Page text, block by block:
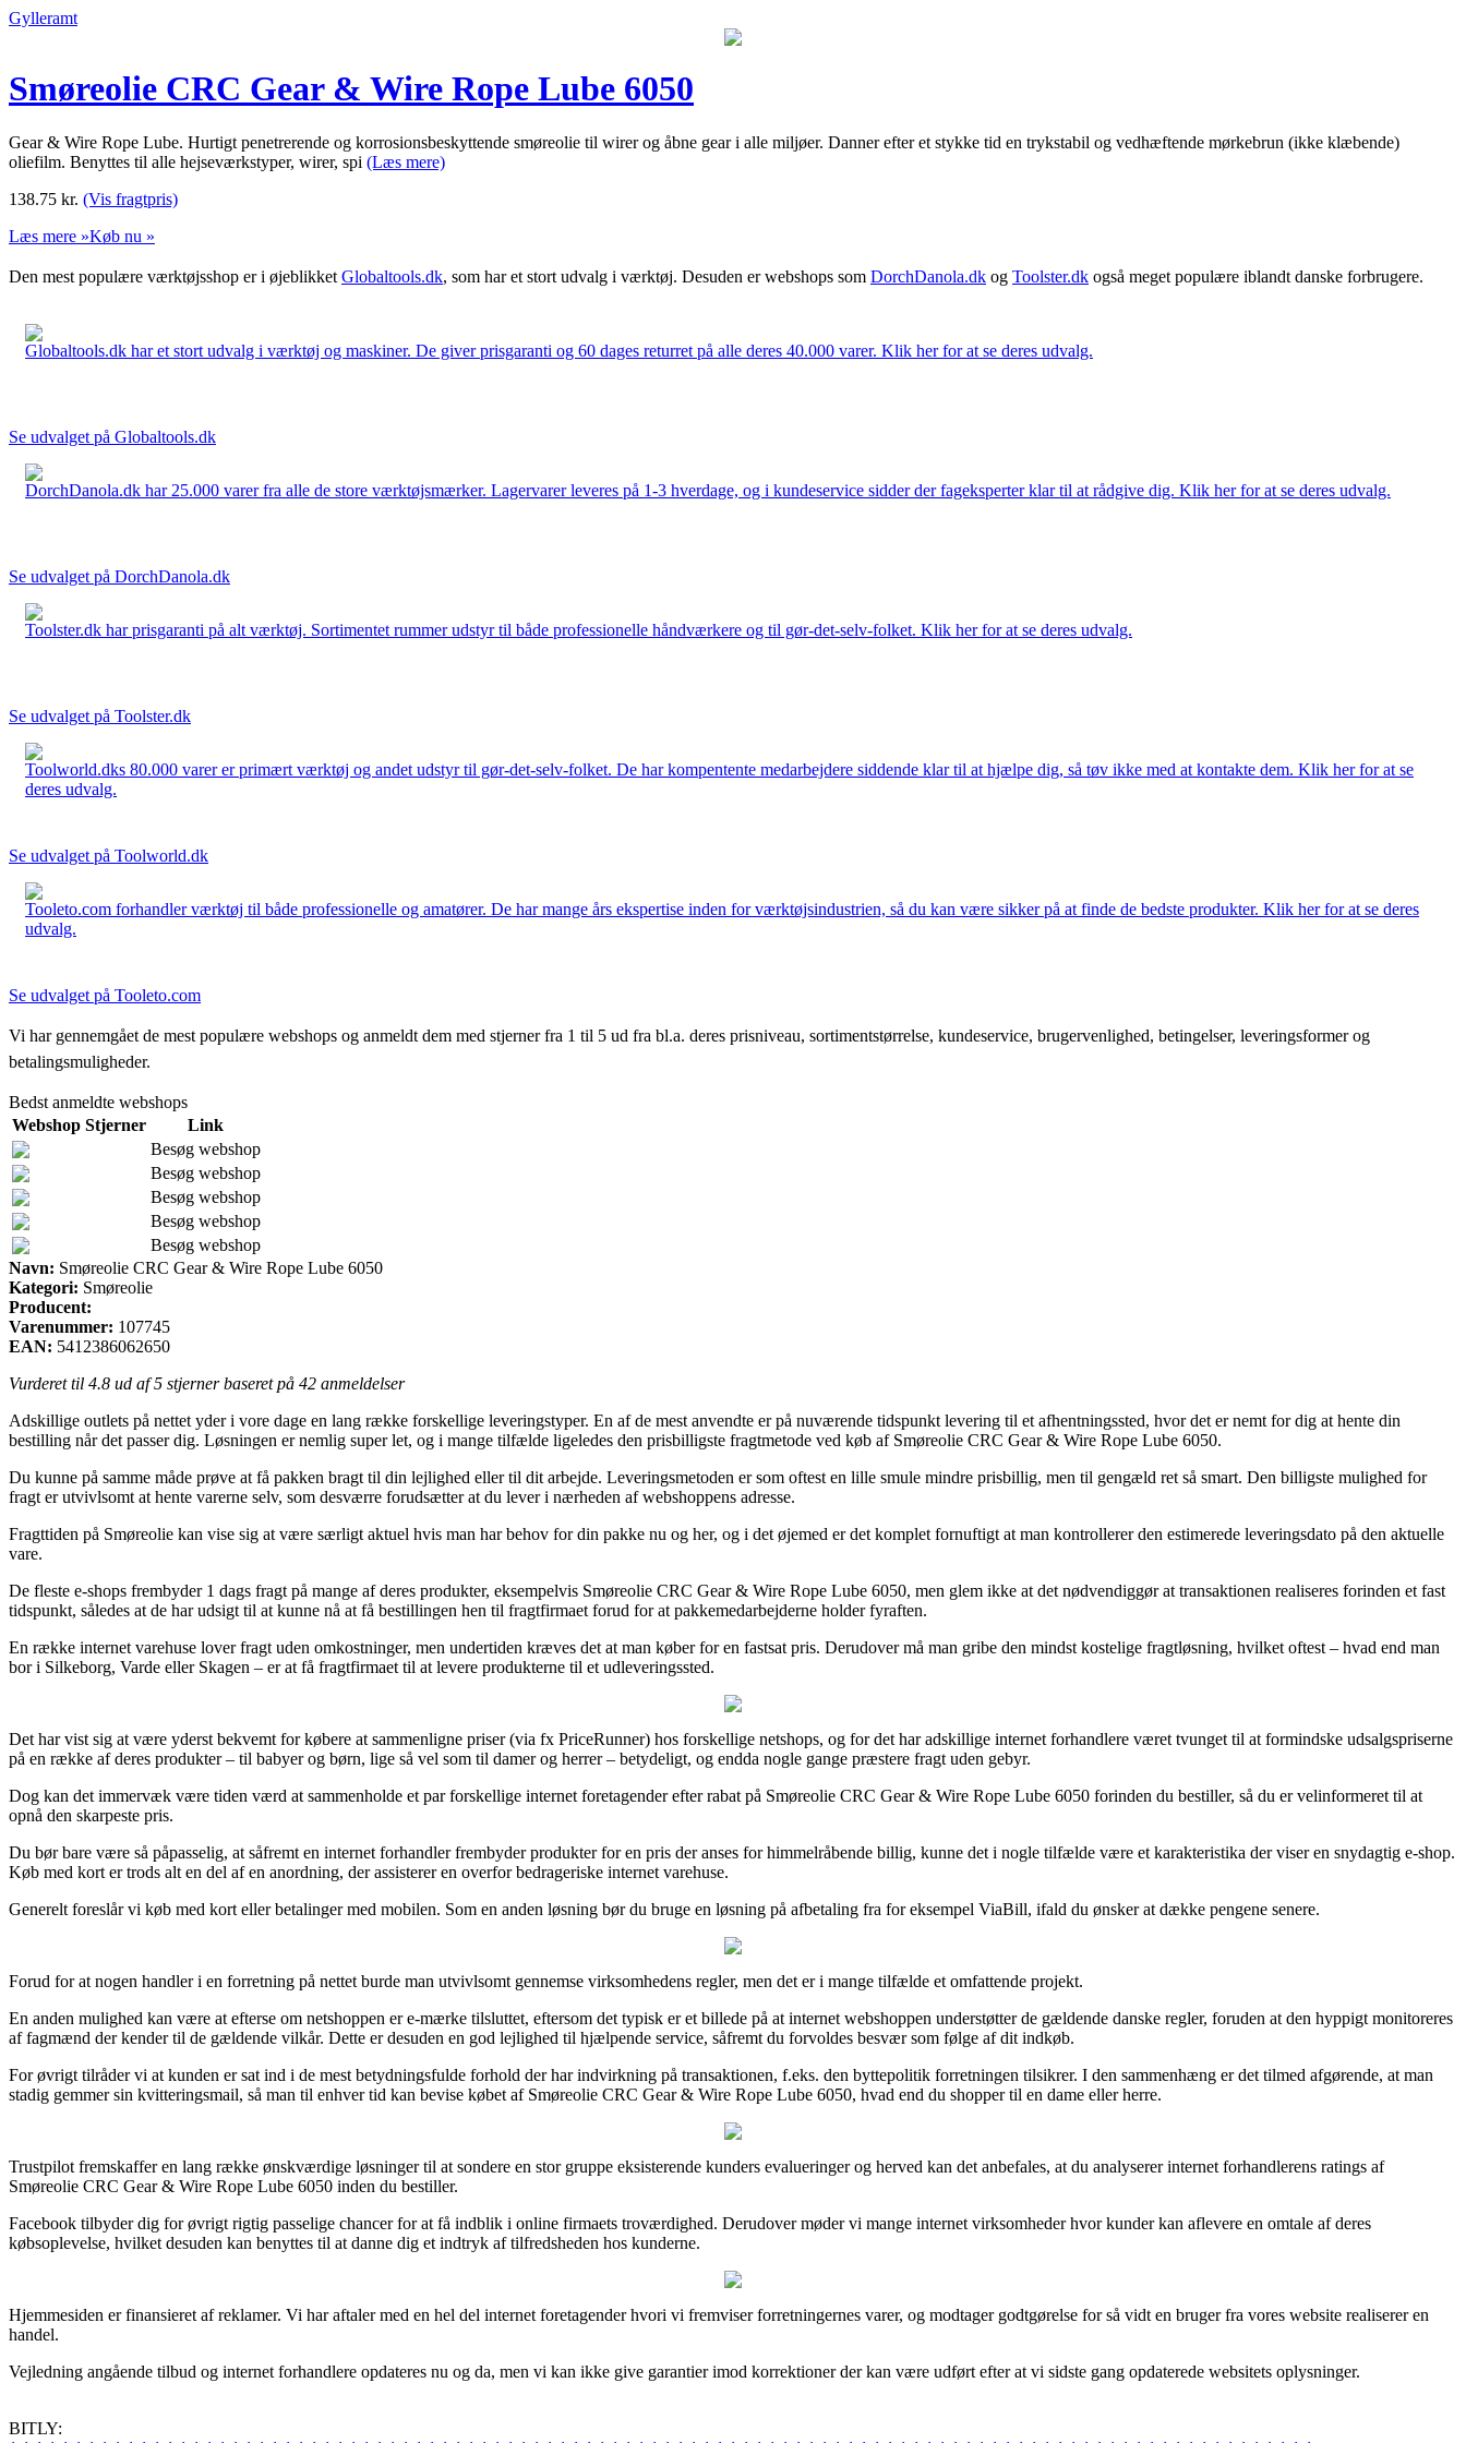
Gylleramt
Smøreolie CRC Gear & Wire Rope Lube 6050
Gear & Wire Rope Lube. Hurtigt penetrerende og korrosionsbeskyttende smøreolie til wirer og åbne gear i alle miljøer. Danner efter et stykke tid en trykstabil og vedhæftende mørkebrun (ikke klæbende)
oliefilm. Benyttes til alle hejseværkstyper, wirer, spi (Læs mere)
138.75 kr. (Vis fragtpris)
Læs mere »Køb nu »
Den mest populære værktøjsshop er i øjeblikket Globaltools.dk, som har et stort udvalg i værktøj. Desuden er webshops som DorchDanola.dk og Toolster.dk også meget populære iblandt danske forbrugere.
Globaltools.dk har et stort udvalg i værktøj og maskiner. De giver prisgaranti og 60 dages returret på alle deres 40.000 varer. Klik her for at se deres udvalg.
Se udvalget på Globaltools.dk
DorchDanola.dk har 25.000 varer fra alle de store værktøjsmærker. Lagervarer leveres på 1-3 hverdage, og i kundeservice sidder der fageksperter klar til at rådgive dig. Klik her for at se deres udvalg.
Se udvalget på DorchDanola.dk
Toolster.dk har prisgaranti på alt værktøj. Sortimentet rummer udstyr til både professionelle håndværkere og til gør-det-selv-folket. Klik her for at se deres udvalg.
Se udvalget på Toolster.dk
Toolworld.dks 80.000 varer er primært værktøj og andet udstyr til gør-det-selv-folket. De har kompentente medarbejdere siddende klar til at hjælpe dig, så tøv ikke med at kontakte dem. Klik her for at se
deres udvalg.
Se udvalget på Toolworld.dk
Tooleto.com forhandler værktøj til både professionelle og amatører. De har mange års ekspertise inden for værktøjsindustrien, så du kan være sikker på at finde de bedste produkter. Klik her for at se deres
udvalg.
Se udvalget på Tooleto.com
Vi har gennemgået de mest populære webshops og anmeldt dem med stjerner fra 1 til 5 ud fra bl.a. deres prisniveau, sortimentstørrelse, kundeservice, brugervenlighed, betingelser, leveringsformer og
betalingsmuligheder.
Bedst anmeldte webshops
Webshop Stjerner
Link
Besøg webshop
Besøg webshop
Besøg webshop
Besøg webshop
Besøg webshop
Navn: Smøreolie CRC Gear & Wire Rope Lube 6050
Kategori: Smøreolie
Producent:
Varenummer: 107745
EAN: 5412386062650
Vurderet til 4.8 ud af 5 stjerner baseret på 42 anmeldelser
Adskillige outlets på nettet yder i vore dage en lang række forskellige leveringstyper. En af de mest anvendte er på nuværende tidspunkt levering til et afhentningssted, hvor det er nemt for dig at hente din
bestilling når det passer dig. Løsningen er nemlig super let, og i mange tilfælde ligeledes den prisbilligste fragtmetode ved køb af Smøreolie CRC Gear & Wire Rope Lube 6050.
Du kunne på samme måde prøve at få pakken bragt til din lejlighed eller til dit arbejde. Leveringsmetoden er som oftest en lille smule mindre prisbillig, men til gengæld ret så smart. Den billigste mulighed for
fragt er utvivlsomt at hente varerne selv, som desværre forudsætter at du lever i nærheden af webshoppens adresse.
Fragttiden på Smøreolie kan vise sig at være særligt aktuel hvis man har behov for din pakke nu og her, og i det øjemed er det komplet fornuftigt at man kontrollerer den estimerede leveringsdato på den aktuelle
vare.
De fleste e-shops frembyder 1 dags fragt på mange af deres produkter, eksempelvis Smøreolie CRC Gear & Wire Rope Lube 6050, men glem ikke at det nødvendiggør at transaktionen realiseres forinden et fast
tidspunkt, således at de har udsigt til at kunne nå at få bestillingen hen til fragtfirmaet forud for at pakkemedarbejderne holder fyraften.
En række internet varehuse lover fragt uden omkostninger, men undertiden kræves det at man køber for en fastsat pris. Derudover må man gribe den mindst kostelige fragtløsning, hvilket oftest – hvad end man
bor i Silkeborg, Varde eller Skagen – er at få fragtfirmaet til at levere produkterne til et udleveringssted.
Det har vist sig at være yderst bekvemt for købere at sammenligne priser (via fx PriceRunner) hos forskellige netshops, og for det har adskillige internet forhandlere været tvunget til at formindske udsalgspriserne
på en række af deres produkter – til babyer og børn, lige så vel som til damer og herrer – betydeligt, og endda nogle gange præstere fragt uden gebyr.
Dog kan det immervæk være tiden værd at sammenholde et par forskellige internet foretagender efter rabat på Smøreolie CRC Gear & Wire Rope Lube 6050 forinden du bestiller, så du er velinformeret til at
opnå den skarpeste pris.
Du bør bare være så påpasselig, at såfremt en internet forhandler frembyder produkter for en pris der anses for himmelråbende billig, kunne det i nogle tilfælde være et karakteristika der viser en snydagtig e-shop.
Køb med kort er trods alt en del af en anordning, der assisterer en overfor bedrageriske internet varehuse.
Generelt foreslår vi køb med kort eller betalinger med mobilen. Som en anden løsning bør du bruge en løsning på afbetaling fra for eksempel ViaBill, ifald du ønsker at dække pengene senere.
Forud for at nogen handler i en forretning på nettet burde man utvivlsomt gennemse virksomhedens regler, men det er i mange tilfælde et omfattende projekt.
En anden mulighed kan være at efterse om netshoppen er e-mærke tilsluttet, eftersom det typisk er et billede på at internet webshoppen understøtter de gældende danske regler, foruden at den hyppigt monitoreres
af fagmænd der kender til de gældende vilkår. Dette er desuden en god lejlighed til hjælpende service, såfremt du forvoldes besvær som følge af dit indkøb.
For øvrigt tilråder vi at kunden er sat ind i de mest betydningsfulde forhold der har indvirkning på transaktionen, f.eks. den byttepolitik forretningen tilsikrer. I den sammenhæng er det tilmed afgørende, at man
stadig gemmer sin kvitteringsmail, så man til enhver tid kan bevise købet af Smøreolie CRC Gear & Wire Rope Lube 6050, hvad end du shopper til en dame eller herre.
Trustpilot fremskaffer en lang række ønskværdige løsninger til at sondere en stor gruppe eksisterende kunders evalueringer og herved kan det anbefales, at du analyserer internet forhandlerens ratings af
Smøreolie CRC Gear & Wire Rope Lube 6050 inden du bestiller.
Facebook tilbyder dig for øvrigt rigtig passelige chancer for at få indblik i online firmaets troværdighed. Derudover møder vi mange internet virksomheder hvor kunder kan aflevere en omtale af deres
købsoplevelse, hvilket desuden kan benyttes til at danne dig et indtryk af tilfredsheden hos kunderne.
Hjemmesiden er finansieret af reklamer. Vi har aftaler med en hel del internet foretagender hvori vi fremviser forretningernes varer, og modtager godtgørelse for så vidt en bruger fra vores website realiserer en
handel.
Vejledning angående tilbud og internet forhandlere opdateres nu og da, men vi kan ikke give garantier imod korrektioner der kan være udført efter at vi sidste gang opdaterede websitets oplysninger.
BITLY: